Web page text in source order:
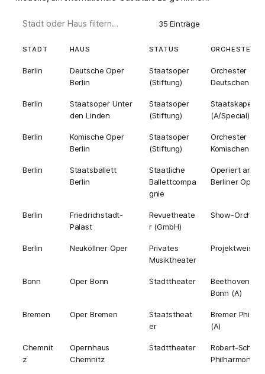
35 Einträge
STADT HAUS STATUS ORCHESTER
Berlin
Deutsche Oper
Berlin
Staatsoper
(Stiftung)
Orchester der
Deutschen
Berlin
Staatsoper Unter
den Linden
Staatsoper
(Stiftung)
Staatskapelle
(A/Special)
Berlin
Komische Oper
Berlin
Staatsoper
(Stiftung)
Orchester der
Komischen
Berlin
Staatsballett
Berlin
Staatliche
Ballettcompa
gnie
Operiert an
Berliner Opern
Berlin
Friedrichstadt-
Palast
Revuetheate
r (GmbH)
Show-
Berlin Neuköllner Oper
Privates
Musiktheater
Projektweise
Bonn Oper Bonn Stadttheater
Beethoven
Bonn (A)
Bremen Oper Bremen
Staatstheat
er
Bremer
(A)
Chemnit
z
Opernhaus
Chemnitz
Stadttheater
Robert-
Philharmonie